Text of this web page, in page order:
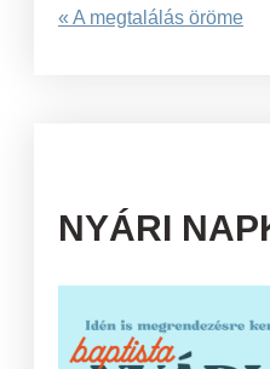
« A megtalálás öröme
NYÁRI